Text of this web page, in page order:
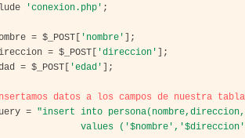
'conexion.php' ;
= $ _POST 'nombre'
];
= $ _POST 'direccion'
];
= $ _POST 'edad' ];
datos a los campos de nuestra tabla
= "insert into
values